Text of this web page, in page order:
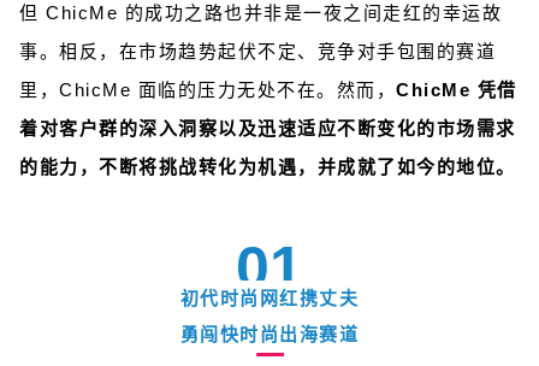
但 ChicMe 的成功之路也并非是一夜之间走红的幸运故
事。相反，在市场趋势起伏不定、竞争对手包围的赛道
里，ChicMe 面临的压力无处不在。然而， ChicMe 凭借
着对客户群的深入洞察以及迅速适应不断变化的市场需求
的能力，不断将挑战转化为机遇，并成就了如今的地位。
01
初代时尚网红携丈夫
勇闯快时尚出海赛道